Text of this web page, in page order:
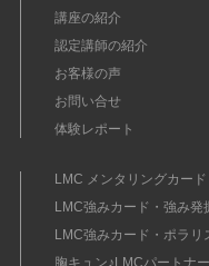
講座の紹介
認定講師の紹介
お客様の声
お問い合せ
体験レポート
LMC メンタリングカー
LMC強みカード・強み発
LMC強みカード・ポラ
胸キュン♪LMCパートナ